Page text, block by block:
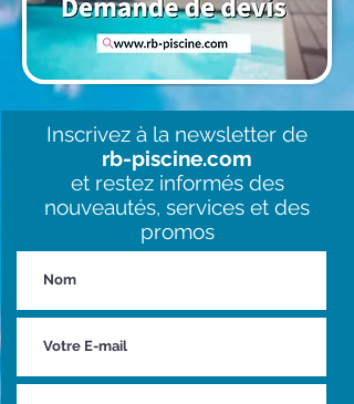
Inscrivez à la newsletter de
rb-piscine.com
et restez informés des
nouveautés, services et des
promos